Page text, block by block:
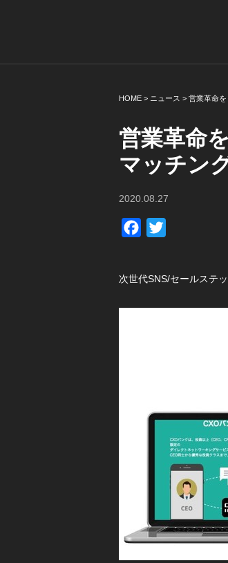
HOME > ニュース > 営業革命
営業革命
マッチン
2020.08.27
Facebook
次世代SNS/セールステ